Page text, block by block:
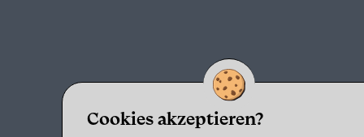
Cookies akzeptieren?